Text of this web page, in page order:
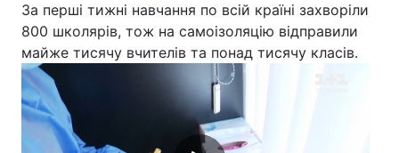
Тема оформлення
За перші тижні навчання по всій країні захворіли
800 школярів, тож на самоізоляцію відправили
майже тисячу вчителів та понад тисячу класів.